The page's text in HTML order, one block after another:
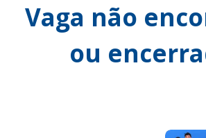
Vaga não
ou